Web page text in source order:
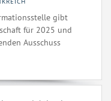
gibt
für 2025 und
Ausschuss